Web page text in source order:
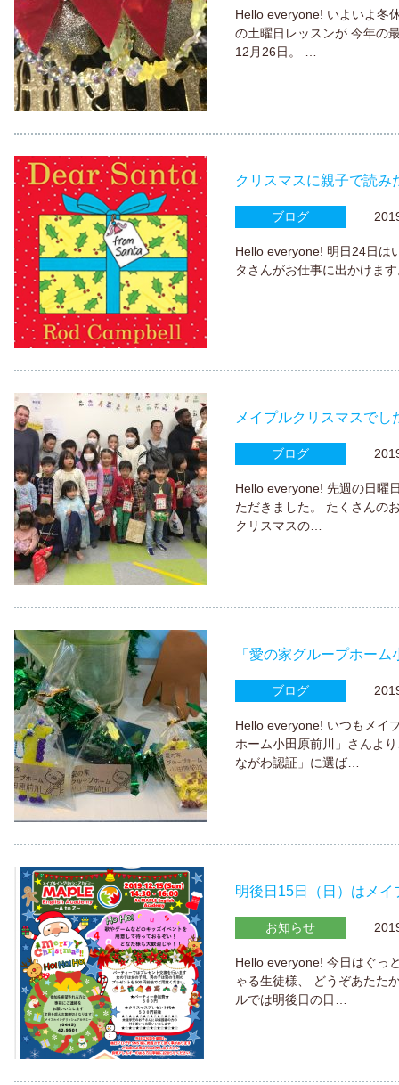
Hello everyone! いよいよ冬
の土曜日レッスンが 今年の
12月26日。 …
クリスマスに親子で読み
ブログ
Hello everyone! 明日24日は
タさんがお仕事に出かけま
メイプルクリスマスでし
ブログ
Hello everyone! 先週の日曜
ただきました。 たくさんの
クリスマスの…
「愛の家グループホー
ブログ
Hello everyone! いつもメイ
ホーム小田原前川」さんよ
ながわ認証」に選ば…
明後日15日（日）はメ
お知らせ
Hello everyone! 今日はぐっ
ゃる生徒様、 どうぞあたた
ルでは明後日の日…